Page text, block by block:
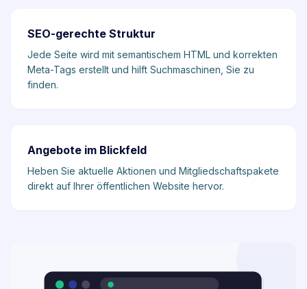
SEO-gerechte Struktur
Jede Seite wird mit semantischem HTML und korrekten
Meta-Tags erstellt und hilft Suchmaschinen, Sie zu
finden.
Angebote im Blickfeld
Heben Sie aktuelle Aktionen und Mitgliedschaftspakete
direkt auf Ihrer öffentlichen Website hervor.